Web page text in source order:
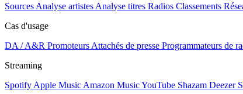
Sources Analyse artistes Analyse titres Radios Classements
Cas d'usage
DA / A&R Promoteurs Attachés de presse Programmateurs de
Streaming
Spotify Apple Music Amazon MusicYouTube Shazam Deezer